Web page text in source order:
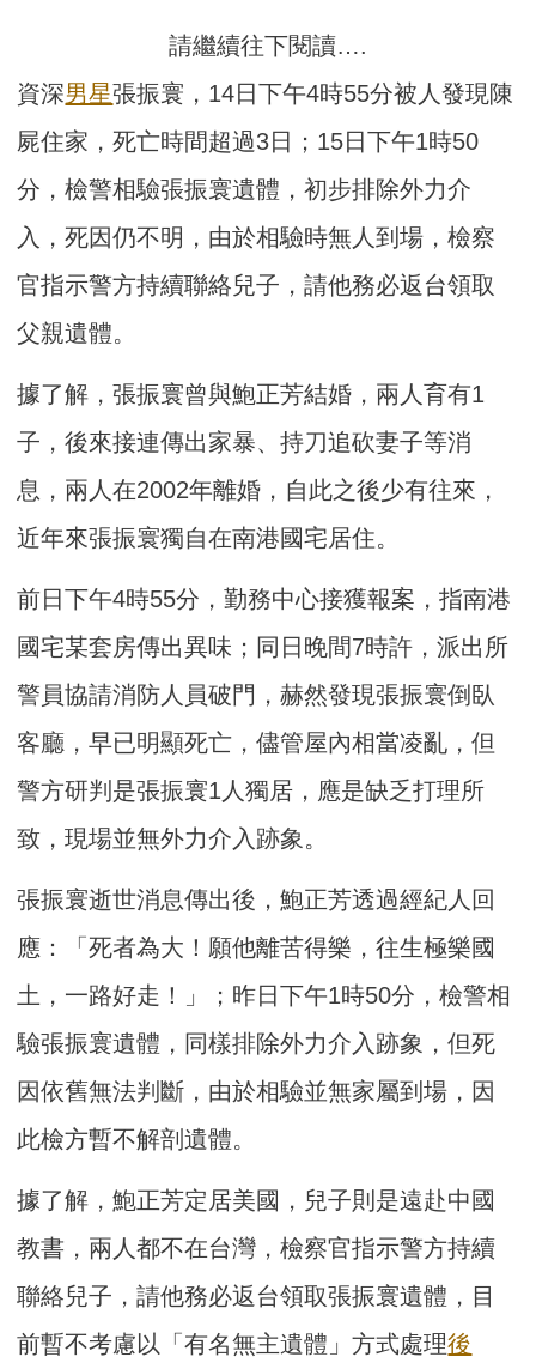
請繼續往下閱讀….
資深男星張振寰，14日下午4時55分被人發現陳
屍住家，死亡時間超過3日；15日下午1時50
分，檢警相驗張振寰遺體，初步排除外力介
入，死因仍不明，由於相驗時無人到場，檢察
官指示警方持續聯絡兒子，請他務必返台領取
父親遺體。
據了解，張振寰曾與鮑正芳結婚，兩人育有1
子，後來接連傳出家暴、持刀追砍妻子等消
息，兩人在2002年離婚，自此之後少有往來，
近年來張振寰獨自在南港國宅居住。
前日下午4時55分，勤務中心接獲報案，指南港
國宅某套房傳出異味；同日晚間7時許，派出所
警員協請消防人員破門，赫然發現張振寰倒臥
客廳，早已明顯死亡，儘管屋內相當凌亂，但
警方研判是張振寰1人獨居，應是缺乏打理所
致，現場並無外力介入跡象。
張振寰逝世消息傳出後，鮑正芳透過經紀人回
應：「死者為大！願他離苦得樂，往生極樂國
土，一路好走！」；昨日下午1時50分，檢警相
驗張振寰遺體，同樣排除外力介入跡象，但死
因依舊無法判斷，由於相驗並無家屬到場，因
此檢方暫不解剖遺體。
據了解，鮑正芳定居美國，兒子則是遠赴中國
教書，兩人都不在台灣，檢察官指示警方持續
聯絡兒子，請他務必返台領取張振寰遺體，目
前暫不考慮以「有名無主遺體」方式處理後